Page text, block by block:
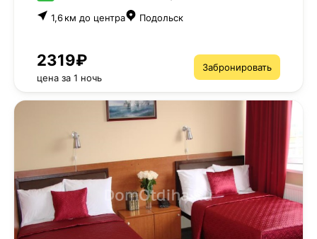
1,6 км до центра
Подольск
2319₽
цена за 1 ночь
Забронировать